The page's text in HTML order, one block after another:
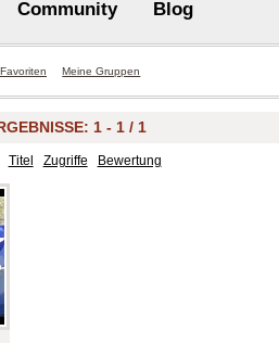
Community Blog
Meine Gruppen
1 - 1 / 1
Titel Zugriffe Bewertung